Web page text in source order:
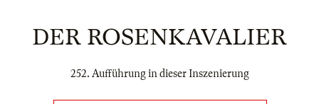
DER ROSENKAVALIER
252. Aufführung in dieser Inszenierung